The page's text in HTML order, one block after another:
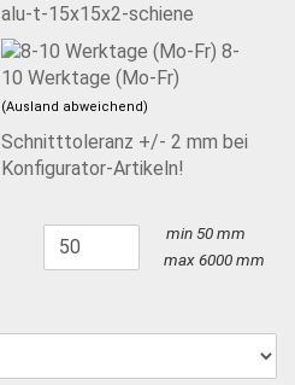
alu-t-15x15x2-schiene
8-
10 Werktage (Mo-Fr)
(Ausland abweichend)
Schnitttoleranz +/- 2 mm bei
Konfigurator-Artikeln!
min 50 mm
max 6000 mm